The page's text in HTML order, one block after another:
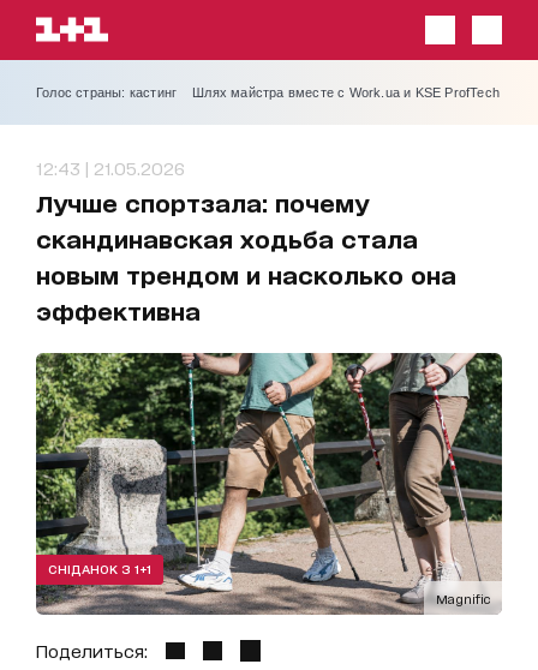
Голос страны: кастинг Шлях майстра вместе с Work.ua и KSE ProfTech
12:43 | 21.05.2026
Лучше спортзала: почему
скандинавская ходьба стала
новым трендом и насколько она
эффективна
Magnific
СНІДАНОК З 1+1
Поделиться: